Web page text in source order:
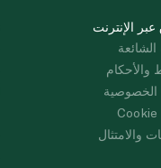
الإنترنت
الشائعة
والأحكام
والامتثال